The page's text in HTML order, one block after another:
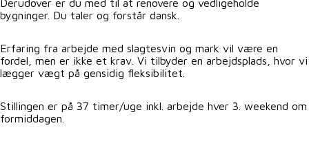
Derudover er du med til at renovere og vedligeholde
bygninger. Du taler og forstår dansk.
Erfaring fra arbejde med slagtesvin og mark vil være en
fordel, men er ikke et krav. Vi tilbyder en arbejdsplads, hvor vi
lægger vægt på gensidig fleksibilitet.
Stillingen er på 37 timer/uge inkl. arbejde hver 3. weekend om
formiddagen.